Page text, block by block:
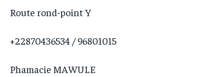
Route rond-point Y
+22870436534 / 96801015
Phamacie MAWULE